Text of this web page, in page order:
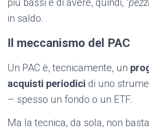
più bassi e di avere, quindi, “
in saldo.
Il meccanismo del PAC
Un PAC è, tecnicamente, un
acquisti periodici di uno
– spesso un fondo o un ETF.
Ma la tecnica, da sola, non